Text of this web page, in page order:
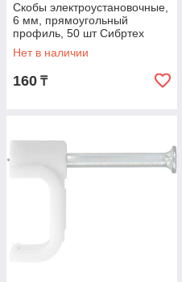
Скобы электроустановочные,
6 мм, прямоугольный
профиль, 50 шт Сибртех
Нет в наличии
160 ₸